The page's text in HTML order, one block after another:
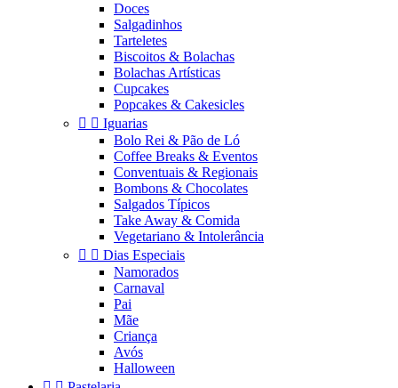
Doces
Salgadinhos
Tarteletes
Biscoitos & Bolachas
Bolachas Artísticas
Cupcakes
Popcakes & Cakesicles
  Iguarias
Bolo Rei & Pão de Ló
Coffee Breaks & Eventos
Conventuais & Regionais
Bombons & Chocolates
Salgados Típicos
Take Away & Comida
Vegetariano & Intolerância
  Dias Especiais
Namorados
Carnaval
Pai
Mãe
Criança
Avós
Halloween